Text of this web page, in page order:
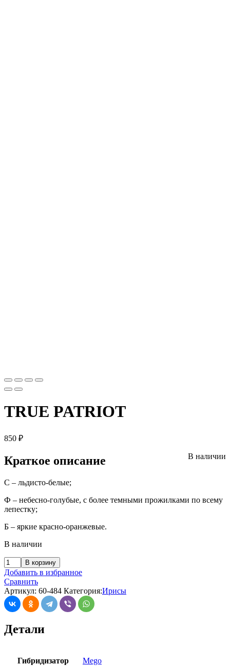
TRUE PATRIOT
850 ₽
В наличии
Краткое описание
С – льдисто-белые;
Ф – небесно-голубые, с более темными прожилками по всему
лепестку;
Б – яркие красно-оранжевые.
В наличии
В корзину
Добавить в избранное
Сравнить
Артикул: 60-484 Категория:Ирисы
Детали
Гибридизатор Mego